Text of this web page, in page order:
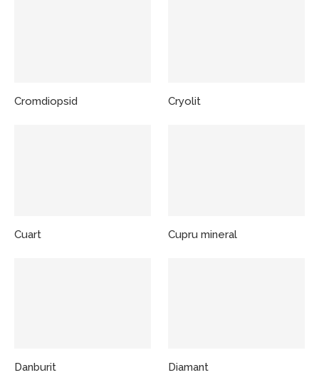
Cromdiopsid Cryolit
Cuart Cupru mineral
Danburit Diamant